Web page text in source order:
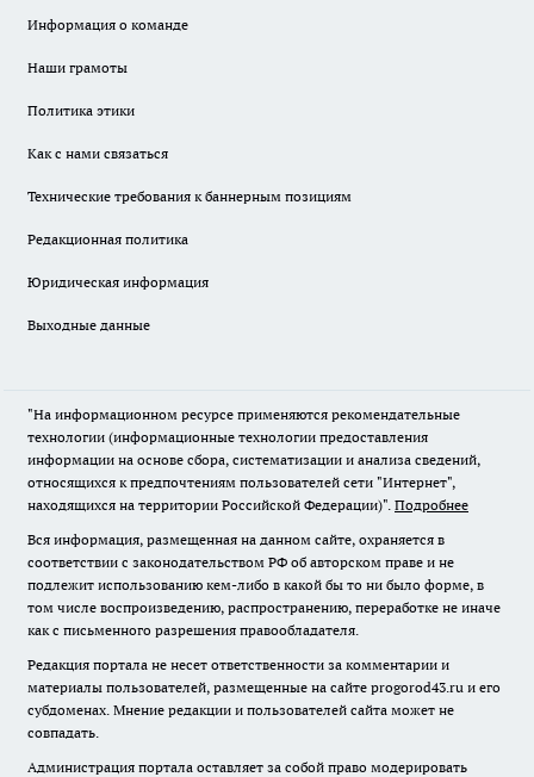
Информация о команде
Наши грамоты
Политика этики
Как с нами связаться
Технические требования к баннерным позициям
Редакционная политика
Юридическая информация
Выходные данные
"На информационном ресурсе применяются рекомендательные
технологии (информационные технологии предоставления
информации на основе сбора, систематизации и анализа сведений,
относящихся к предпочтениям пользователей сети "Интернет",
находящихся на территории Российской Федерации)". Подробнее
Вся информация, размещенная на данном сайте, охраняется в
соответствии с законодательством РФ об авторском праве и не
подлежит использованию кем-либо в какой бы то ни было форме, в
том числе воспроизведению, распространению, переработке не иначе
как с письменного разрешения правообладателя.
Редакция портала не несет ответственности за комментарии и
материалы пользователей, размещенные на сайте progorod43.ru и его
субдоменах. Мнение редакции и пользователей сайта может не
совпадать.
Администрация портала оставляет за собой право модерировать